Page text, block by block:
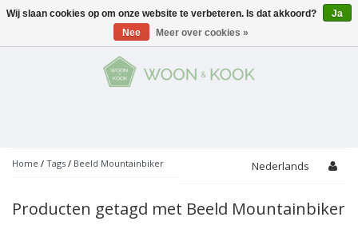
Menu
Peper- en Zoutmolens
Snijplanken
Glaswerk
Bestek
Accessoires
THEMA'S
PROMOTIES
Home / Tags / Beeld Mountainbiker Nederlands
Producten getagd met Beeld Mountainbiker
Wij slaan cookies op om onze website te verbeteren. Is dat akkoord?
Ja
Nee
Meer over cookies »